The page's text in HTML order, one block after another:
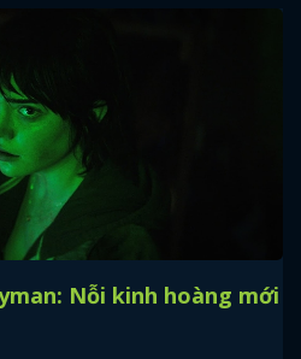
Nỗi kinh hoàng mới